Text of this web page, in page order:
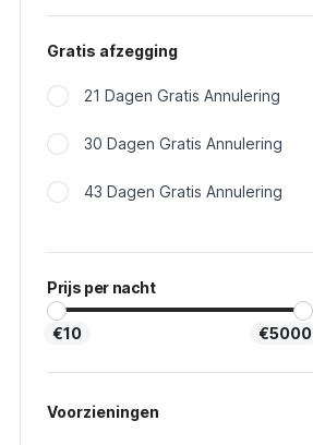
Gratis afzegging
21 Dagen Gratis Annulering
30 Dagen Gratis Annulering
43 Dagen Gratis Annulering
Prijs per nacht
€10 €5000
Voorzieningen